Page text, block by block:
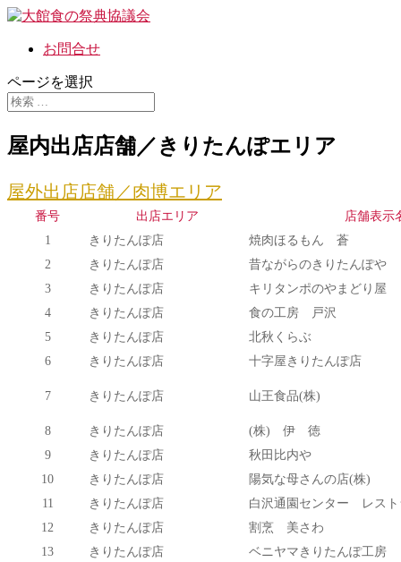
お問合せ
ページを選択
屋内出店店舗／きりたんぽエリア
屋外出店店舗／肉博エリア
番号 出店エリア
店舗表示
1
きりたんぽ店
焼肉ほるもん 蒼
2
きりたんぽ店
昔ながらのきりたんぽや
3
きりたんぽ店
キリタンポのやまどり屋
4
きりたんぽ店
食の工房 戸沢
5
きりたんぽ店
北秋くらぶ
6
きりたんぽ店 十字屋きりたんぽ店
7 きりたんぽ店 山王食品(株)
8 きりたんぽ店
(株) 伊 徳
9
きりたんぽ店
秋田比内や
10
きりたんぽ店
陽気な母さんの店(株)
11
きりたんぽ店
白沢通園センター レスト
12
きりたんぽ店
割烹 美さわ
13
きりたんぽ店
ベニヤマきりたんぽ工房